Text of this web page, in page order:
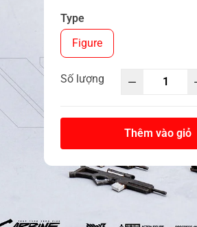
Type
Figure
Số lượng
Thêm vào giỏ